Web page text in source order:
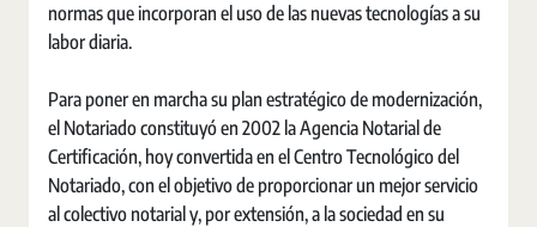
normas que incorporan el uso de las nuevas tecnologías a su
labor diaria.
Para poner en marcha su plan estratégico de modernización,
el Notariado constituyó en 2002 la Agencia Notarial de
Certificación, hoy convertida en el Centro Tecnológico del
Notariado, con el objetivo de proporcionar un mejor servicio
al colectivo notarial y, por extensión, a la sociedad en su